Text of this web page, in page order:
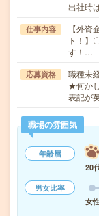
出社時
仕事内容
【外
ト！】
す！…
応募資格
職種未
★何か
表記が
職場の雰囲気
年齢層
20
男女比率
女